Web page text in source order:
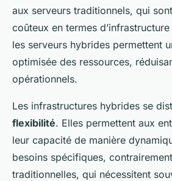
aux serveurs traditionnels, qui
coûteux en termes
les serveurs hybrides permettent
optimisée des ressources,
opérationnels.
Les infrastructures hybrides se
flexibilité. Elles permettent aux
leur capacité de manière
besoins spécifiques,
traditionnelles, qui nécessitent